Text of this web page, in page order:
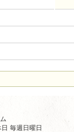
毎週日曜日